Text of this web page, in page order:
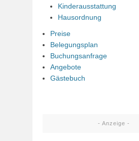
Kinderausstattung
Hausordnung
Preise
Belegungsplan
Buchungsanfrage
Angebote
Gästebuch
- Anzeige -